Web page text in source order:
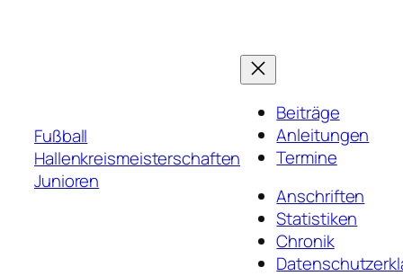
Fußball
Hallenkreismeisterschaften
Junioren
Beiträge
Anleitungen
Termine
Anschriften
Statistiken
Chronik